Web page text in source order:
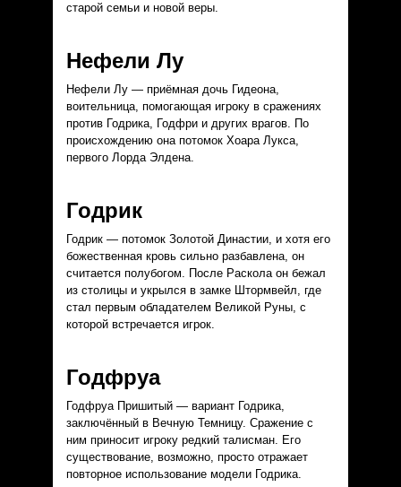
старой семьи и новой веры.
Нефели Лу
Нефели Лу — приёмная дочь Гидеона,
воительница, помогающая игроку в сражениях
против Годрика, Годфри и других врагов. По
происхождению она потомок Хоара Лукса,
первого Лорда Элдена.
Годрик
Годрик — потомок Золотой Династии, и хотя его
божественная кровь сильно разбавлена, он
считается полубогом. После Раскола он бежал
из столицы и укрылся в замке Штормвейл, где
стал первым обладателем Великой Руны, с
которой встречается игрок.
Годфруа
Годфруа Пришитый — вариант Годрика,
заключённый в Вечную Темницу. Сражение с
ним приносит игроку редкий талисман. Его
существование, возможно, просто отражает
повторное использование модели Годрика.